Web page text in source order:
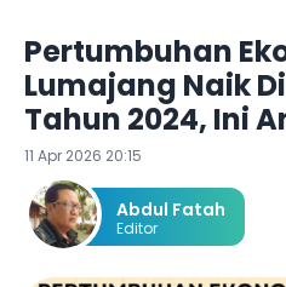
Pertumbuhan
Lumajang Naik
Tahun 2024, Ini
11 Apr 2026 20:15
Abdul Fatah
Editor